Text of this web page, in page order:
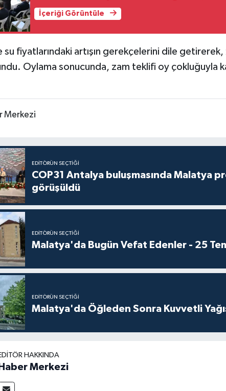
İçeriği Görüntüle
su fiyatlarındaki artışın gerekçelerini dile getirerek,
Oylama sonucunda, zam teklifi oy çokluğuyla
Merkezi
EDITÖRÜN SEÇTIĞI
COP31 Antalya buluşmasında Malatya
görüşüldü
EDITÖRÜN SEÇTIĞI
Malatya'da Bugün Vefat Edenler - 25
EDITÖRÜN SEÇTIĞI
Malatya'da Öğleden Sonra Kuvvetli
HAKKINDA
Haber Merkezi